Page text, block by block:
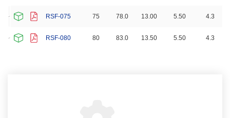
RSF-075 75 78.0 13.00 5.50 4.3
RSF-080 80 83.0 13.50 5.50 4.3